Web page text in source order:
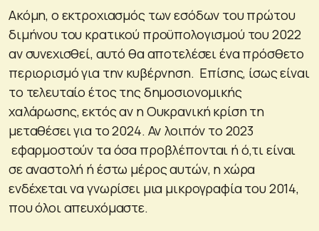
Ακόμη, ο εκτροχιασμός των εσόδων του πρώτου
διμήνου του κρατικού προϋπολογισμού του 2022
αν συνεχισθεί, αυτό θα αποτελέσει ένα πρόσθετο
περιορισμό για την κυβέρνηση. Επίσης, ίσως είναι
το τελευταίο έτος της δημοσιονομικής
χαλάρωσης, εκτός αν η Ουκρανική κρίση τη
μεταθέσει για το 2024. Αν λοιπόν το 2023
εφαρμοστούν τα όσα προβλέπονται ή ό,τι είναι
σε αναστολή ή έστω μέρος αυτών, η χώρα
ενδέχεται να γνωρίσει μια μικρογραφία του 2014,
που όλοι απευχόμαστε.